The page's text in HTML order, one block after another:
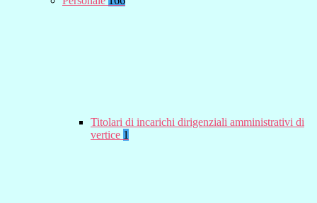
Titolari di incarichi dirigenziali amministrativi di
vertice 1